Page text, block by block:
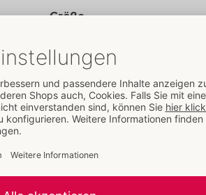
Größe
Gewicht: 95 g
Verpackung
Breite: 15 cm
Höhe: 3,5 cm
Informationen
Art.-Nr.: